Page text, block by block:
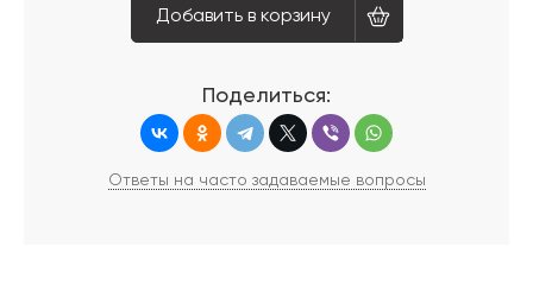
Добавить в корзину
Поделиться:
Ответы на часто задаваемые вопросы